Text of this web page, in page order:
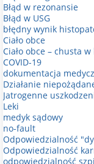
Błąd w rezonansie
Błąd w USG
błędny wynik
Ciało obce
Ciało obce – chusta
COVID-19
dokumentacja
Działanie
Jatrogenne
Leki
medyk sądowy
no-fault
Odpowiedzialność
Odpowiedzialność
odpowiedzialność